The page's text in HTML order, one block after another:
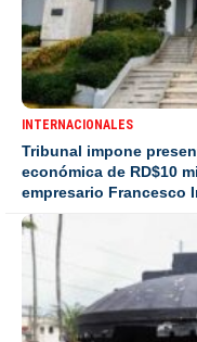
INTERNACIONALES
Tribunal impone
económica de RD$10
empresario Francesco